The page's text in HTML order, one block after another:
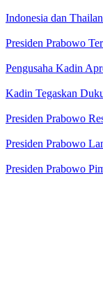
Indonesia dan
Presiden Prabowo
Pengusaha Kadin
Kadin Tegaskan
Presiden Prabowo
Presiden Prabowo
Presiden Prabowo